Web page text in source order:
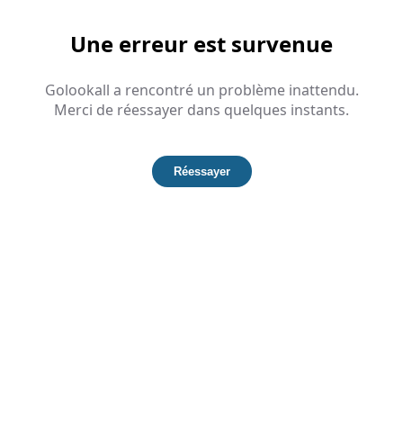
Une erreur est survenue
Golookall a rencontré un problème inattendu.
Merci de réessayer dans quelques instants.
Réessayer